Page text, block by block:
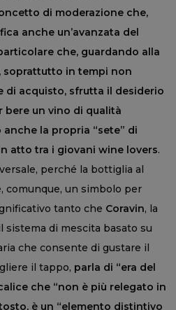
di moderazione che,
anche un’avanzata del
che, guardando alla
soprattutto in tempi non
di acquisto, sfrutta il desiderio
bere un vino di qualità
la propria “sete” di
atto tra i giovani wine lovers.
perché la bottiglia al
comunque, un simbolo per
tanto che Coravin, la
di mescita basato su
che consente di gustare il
il tappo, parla di “era del
che “non è più relegato in
è un “elemento distintivo